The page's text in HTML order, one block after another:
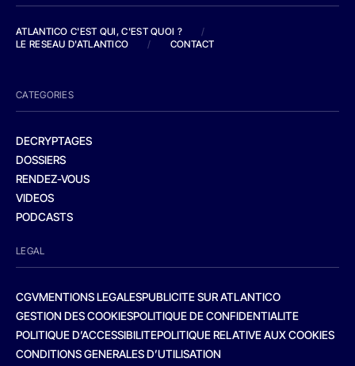
ATLANTICO C'EST QUI, C'EST QUOI ?
/
LE RESEAU D'ATLANTICO
/ CONTACT
CATEGORIES
DECRYPTAGES
DOSSIERS
RENDEZ-VOUS
VIDEOS
PODCASTS
LEGAL
CGVMENTIONS LEGALESPUBLICITE SUR ATLANTICO
GESTION DES COOKIESPOLITIQUE DE CONFIDENTIALITE
POLITIQUE D’ACCESSIBILITEPOLITIQUE RELATIVE AUX COOKIES
CONDITIONS GENERALES D’UTILISATION